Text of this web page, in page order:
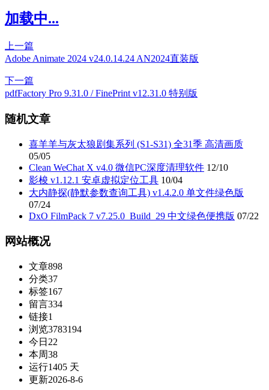
加载中...
上一篇
Adobe Animate 2024 v24.0.14.24 AN2024直装版
下一篇
pdfFactory Pro 9.31.0 / FinePrint v12.31.0 特别版
随机文章
喜羊羊与灰太狼剧集系列 (S1-S31) 全31季 高清画质
05/05
Clean WeChat X v4.0 微信PC深度清理软件 12/10
影梭 v1.12.1 安卓虚拟定位工具 10/04
大内静探(静默参数查询工具) v1.4.2.0 单文件绿色版
07/24
DxO FilmPack 7 v7.25.0_Build_29 中文绿色便携版 07/22
网站概况
文章898
分类37
标签167
留言334
链接1
浏览3783194
今日 22
本周38
运行1405 天
更新2026-8-6